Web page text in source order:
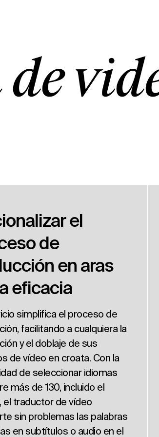
el
de
en aras
eficacia
simplifica el proceso de
facilitando a cualquiera la
y el doblaje de sus
de vídeo en croata. Con la
de seleccionar idiomas
más de 130, incluido el
el traductor de vídeo
sin problemas las palabras
en subtítulos o audio en el